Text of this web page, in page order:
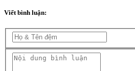
Viết bình luận: